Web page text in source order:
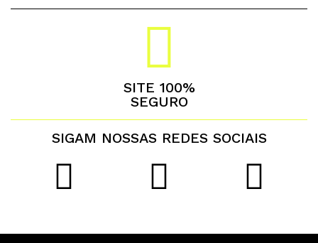
SITE 100%
SEGURO
SIGAM NOSSAS REDES SOCIAIS